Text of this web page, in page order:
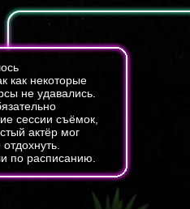
как некоторые
не удавались.
сессии съёмок,
актёр мог
по расписанию.